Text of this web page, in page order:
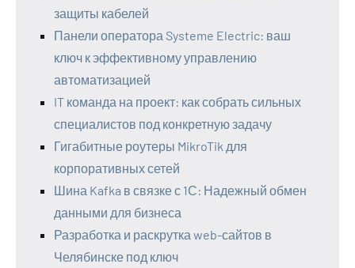
защиты кабелей
Панели оператора Systeme Electric: ваш
ключ к эффективному управлению
автоматизацией
IT команда на проект: как собрать сильных
специалистов под конкретную задачу
Гигабитные роутеры MikroTik для
корпоративных сетей
Шина Kafka в связке с 1С: Надежный обмен
данными для бизнеса
Разработка и раскрутка web-сайтов в
Челябинске под ключ